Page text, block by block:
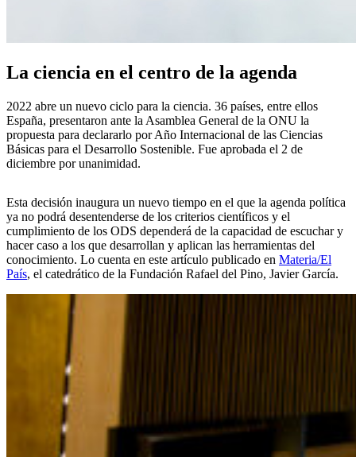
La ciencia en el centro de la agenda
2022 abre un nuevo ciclo para la ciencia. 36 países, entre ellos
España, presentaron ante la Asamblea General de la ONU la
propuesta para declararlo por Año Internacional de las Ciencias
Básicas para el Desarrollo Sostenible. Fue aprobada el 2 de
diciembre por unanimidad.
Esta decisión inaugura un nuevo tiempo en el que la agenda política
ya no podrá desentenderse de los criterios científicos y el
cumplimiento de los ODS dependerá de la capacidad de escuchar y
hacer caso a los que desarrollan y aplican las herramientas del
conocimiento. Lo cuenta en este artículo publicado en Materia/El
País, el catedrático de la Fundación Rafael del Pino, Javier García.